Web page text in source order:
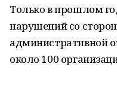
Только в прошлом
нарушений со
административной
около 100